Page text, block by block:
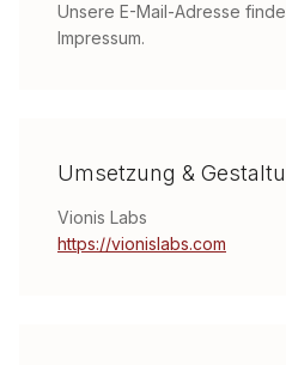
Unsere E-Mail-Adresse
Impressum.
Umsetzung &
Vionis Labs
https://vionislabs.com